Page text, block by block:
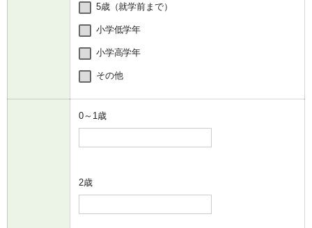
5歳（就学前まで）
小学低学年
小学高学年
その他
0～1歳
2歳